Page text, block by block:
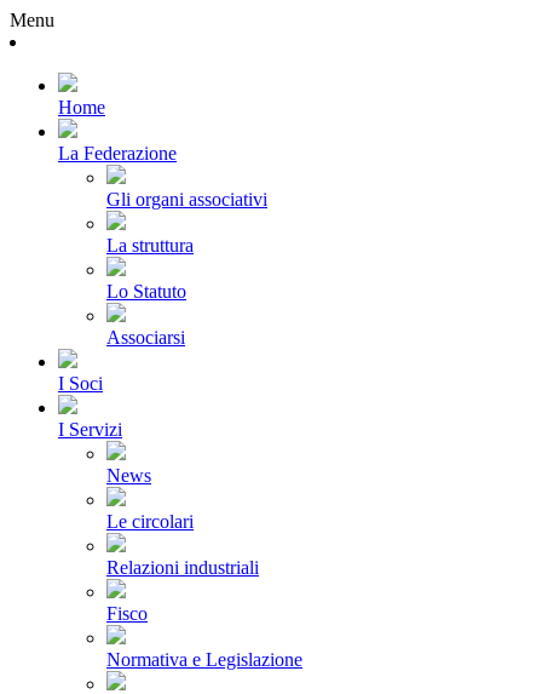
Menu
Home
La Federazione
Gli organi associativi
La struttura
Lo Statuto
Associarsi
I Soci
I Servizi
News
Le circolari
Relazioni industriali
Fisco
Normativa e Legislazione